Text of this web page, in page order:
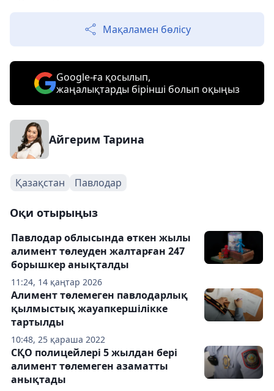
Мақаламен бөлісу
Google-ға қосылып,
жаңалықтарды бірінші болып оқыңыз
Айгерим Тарина
Қазақстан Павлодар
Оқи отырыңыз
11:24, 14 қаңтар 2026
Павлодар облысында өткен жылы
алимент төлеуден жалтарған 247
борышкер анықталды
10:48, 25 қараша 2022
Алимент төлемеген павлодарлық
қылмыстық жауапкершілікке
тартылды
СҚО полицейлері 5 жылдан бері
алимент төлемеген азаматты
анықтады